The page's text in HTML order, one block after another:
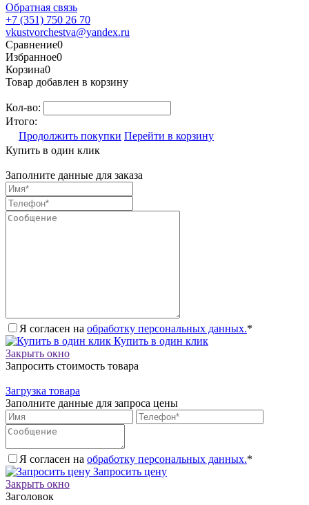
Обратная связь
+7 (351) 750 26 70
vkustvorchestva@yandex.ru
Сравнение0
Избранное0
Корзина0
Товар добавлен в корзину
Кол-во:
Итого:
Продолжить покупки Перейти в корзину
Купить в один клик
Заполните данные для заказа
Я согласен на обработку персональных данных.*
Купить в один клик
Закрыть окно
Запросить стоимость товара
Загрузка товара
Заполните данные для запроса цены
Я согласен на обработку персональных данных.*
Запросить цену
Закрыть окно
Заголовок